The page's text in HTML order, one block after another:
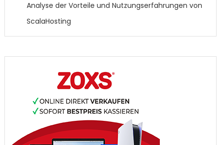
Analyse der Vorteile und Nutzungserfahrungen von
ScalaHosting